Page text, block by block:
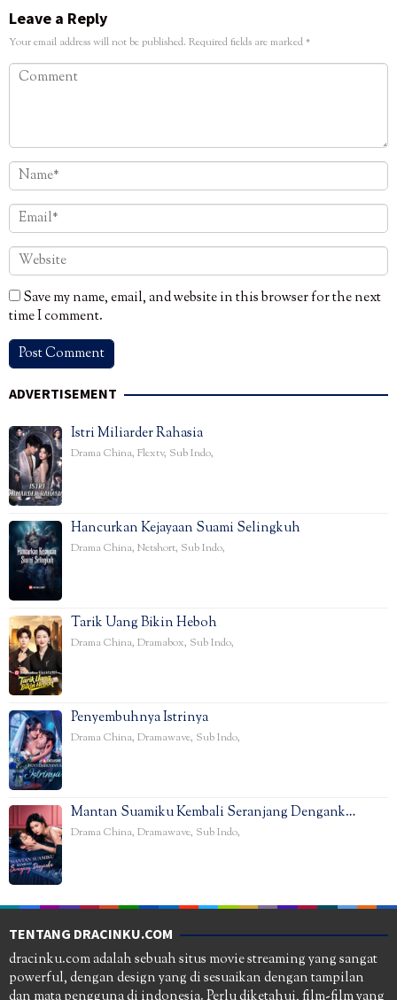
Leave a Reply
Your email address will not be published. Required fields are marked*
Save my name, email, and website in this browser for the next
time I comment.
ADVERTISEMENT
Istri Miliarder Rahasia
Drama China, Flextv, Sub Indo,
Hancurkan Kejayaan Suami Selingkuh
Drama China, Netshort, Sub Indo,
Tarik Uang Bikin Heboh
Drama China, Dramabox, Sub Indo,
Penyembuhnya Istrinya
Drama China, Dramawave, Sub Indo,
Mantan Suamiku Kembali Seranjang Dengank…
Drama China, Dramawave, Sub Indo,
TENTANG DRACINKU.COM
dracinku.com adalah sebuah situs movie streaming yang sangat
powerful, dengan design yang di sesuaikan dengan tampilan